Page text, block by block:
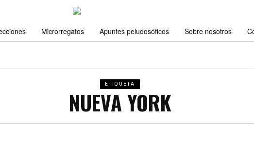
Microrregatos Apuntes peludosóficos Sobre nosotros
ETIQUETA
NUEVA YORK